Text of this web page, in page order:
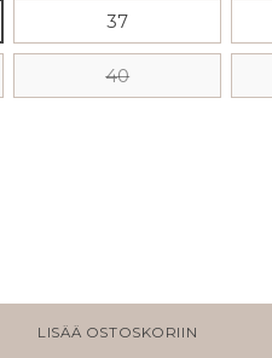
37
40
LISÄÄ OSTOSKORIIN